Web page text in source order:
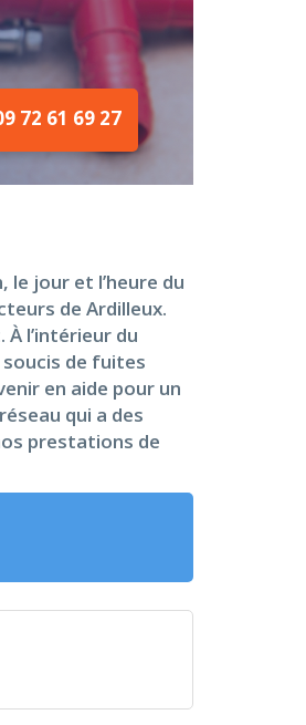
72 61 69 27
jour et l’heure du
de Ardilleux.
l’intérieur du
de fuites
en aide pour un
qui a des
prestations de